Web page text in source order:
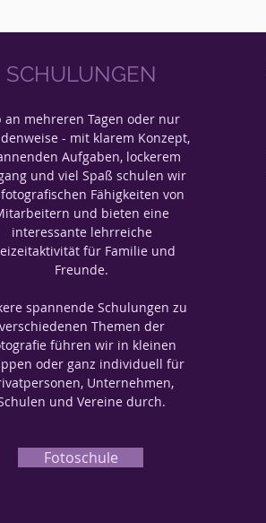
SCHULUNGEN
an mehreren Tagen oder nur
- mit klarem Konzept,
Aufgaben, lockerem
und viel Spaß schulen wir
Fähigkeiten von
und bieten eine
interessante lehrreiche
für Familie und
Freunde.
spannende Schulungen zu
verschiedenen Themen der
führen wir in kleinen
oder ganz individuell für
Unternehmen,
und Vereine durch.
Fotoschule